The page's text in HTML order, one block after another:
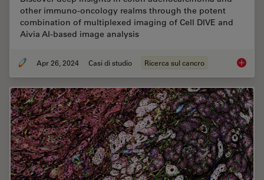
other immuno-oncology realms through the potent
combination of multiplexed imaging of Cell DIVE and
Aivia AI-based image analysis
Apr 26, 2024 Casi di studio Ricerca sul cancro